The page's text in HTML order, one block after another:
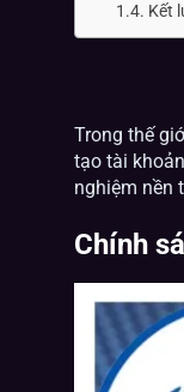
Kết
Trong thế
tạo tài
nghiệm nền
Chính